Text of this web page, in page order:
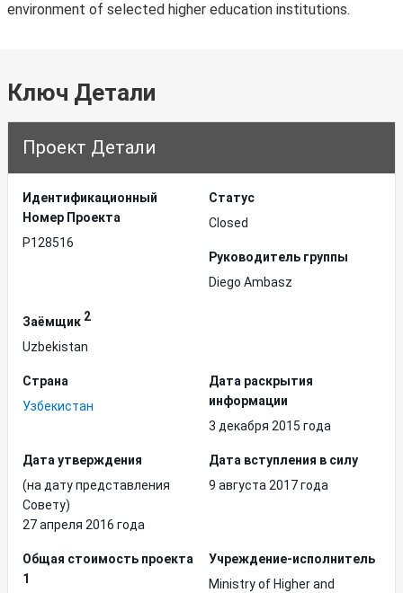
environment of selected higher education institutions.
Ключ Детали
Проект Детали
Идентификационный
Hомер Проекта
P128516
Статус
Closed
Руководитель группы
Diego Ambasz
Заёмщик 2
Uzbekistan
Страна
Узбекистан
Дата раскрытия
информации
3 декабря 2015 года
Дата утверждения
(на дату представления
Совету)
27 апреля 2016 года
Дата вступления в силу
9 августа 2017 года
Общая стоимость проекта
1
Учреждение-исполнитель
Ministry of Higher and